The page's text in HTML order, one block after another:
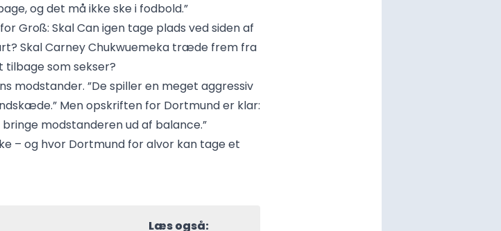
og det må ikke ske i fodbold.”
Groß: Skal Can igen tage plads ved siden af
Skal Carney Chukwuemeka træde frem fra
tilbage som sekser?
modstander. ”De spiller en meget aggressiv
Men opskriften for Dortmund er klar:
modstanderen ud af balance.”
– og hvor Dortmund for alvor kan tage et
Læs også: